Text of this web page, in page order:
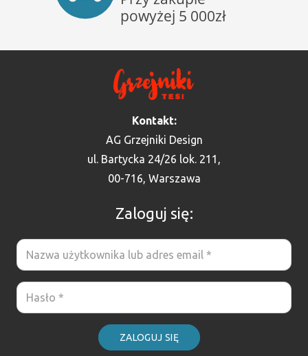
Kontakt:
AG Grzejniki Design
ul. Bartycka 24/26 lok. 211,
00-716, Warszawa
Zaloguj się:
ZALOGUJ SIĘ